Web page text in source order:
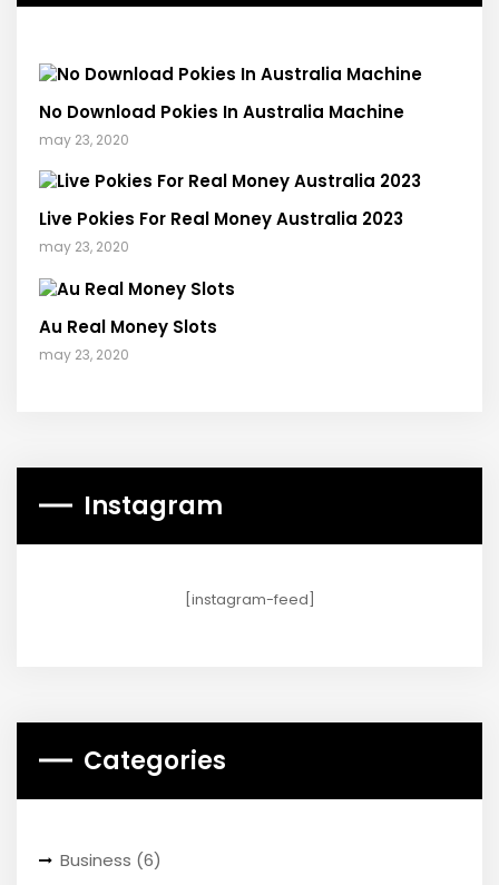
No Download Pokies In Australia Machine
may 23, 2020
Live Pokies For Real Money Australia 2023
may 23, 2020
Au Real Money Slots
may 23, 2020
Instagram
[instagram-feed]
Categories
Business (6)